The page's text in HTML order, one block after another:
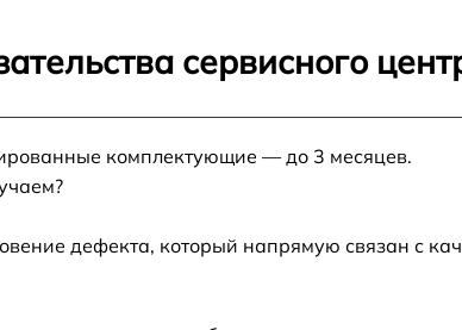
Haier
от 60 мин
плиты Haier
сервисного
комплектующие — до 3 месяцев.
дефекта, который напрямую связан с